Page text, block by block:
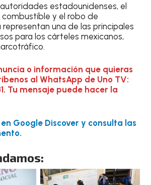
estadounidenses, el
y el robo de
una de las principales
para los cárteles mexicanos,
o información que quieras
al WhatsApp de Uno TV:
Tu mensaje puede hacer la
Google Discover y consulta las